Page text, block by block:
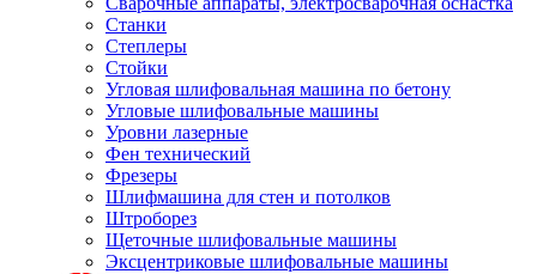
Станки
Степлеры
Стойки
Угловая шлифовальная машина по бетону
Угловые шлифовальные машины
Уровни лазерные
Фен технический
Фрезеры
Шлифмашина для стен и потолков
Штроборез
Щеточные шлифовальные машины
Эксцентриковые шлифовальные машины